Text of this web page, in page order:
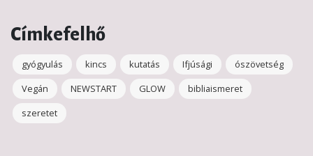
Címkefelhő
gyógyulás kincs kutatás Ifjúsági
ószövetség
Vegán
NEWSTART GLOW
bibliaismeret
szeretet